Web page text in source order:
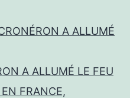
A ALLUMÉ
A ALLUMÉ LE FEU
FRANCE,